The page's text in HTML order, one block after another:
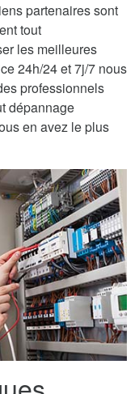
partenaires sont
tout
les meilleures
24h/24 et 7j/7 nous
professionnels
dépannage
en avez le plus